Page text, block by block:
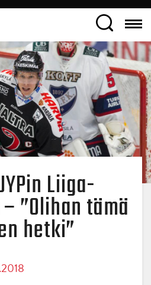
Liiga-
”Olihan tämä
hetki”